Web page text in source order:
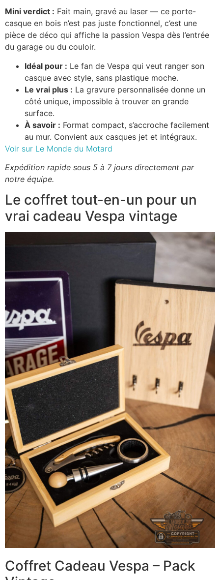
Mini verdict : Fait main, gravé au laser — ce porte-
casque en bois n’est pas juste fonctionnel, c’est une
pièce de déco qui affiche la passion Vespa dès l’entrée
du garage ou du couloir.
Idéal pour : Le fan de Vespa qui veut ranger son
casque avec style, sans plastique moche.
Le vrai plus : La gravure personnalisée donne un
côté unique, impossible à trouver en grande
surface.
À savoir : Format compact, s’accroche facilement
au mur. Convient aux casques jet et intégraux.
Voir sur Le Monde du Motard
Expédition rapide sous 5 à 7 jours directement par
notre équipe.
Le coffret tout-en-un pour un
vrai cadeau Vespa vintage
Coffret Cadeau Vespa – Pack